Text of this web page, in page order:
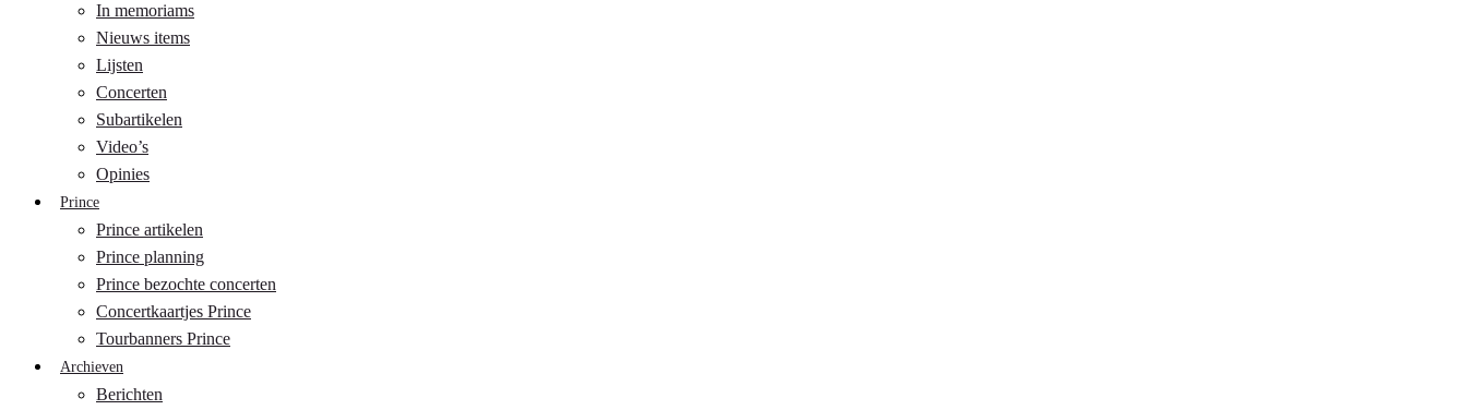
In memoriams
Nieuws items
Lijsten
Concerten
Subartikelen
Video’s
Opinies
Prince
Prince artikelen
Prince planning
Prince bezochte concerten
Concertkaartjes Prince
Tourbanners Prince
Archieven
Berichten